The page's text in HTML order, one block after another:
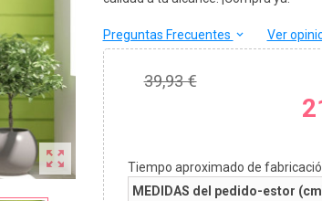

Preguntas Frecuentes keyboard_arrow_down Ver
39,93 €
Tiempo aproximado de
MEDIDAS del pedido-estor